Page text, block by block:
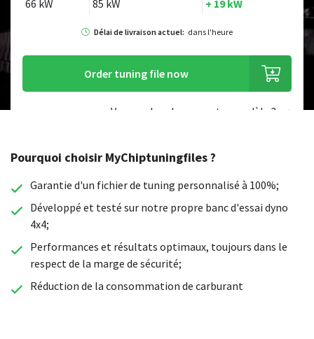
66 kW
85 kW + 19 kW
Délai de livraison actuel: dans l'heure
Order tuning file now
Vous recherchez un autre modèle ?
Pourquoi choisir MyChiptuningfiles ?
Garantie d'un fichier de tuning personnalisé à 100%;
Développé et testé sur notre propre banc d'essai dyno
4x4;
Performances et résultats optimaux, toujours dans le
respect de la marge de sécurité;
Réduction de la consommation de carburant